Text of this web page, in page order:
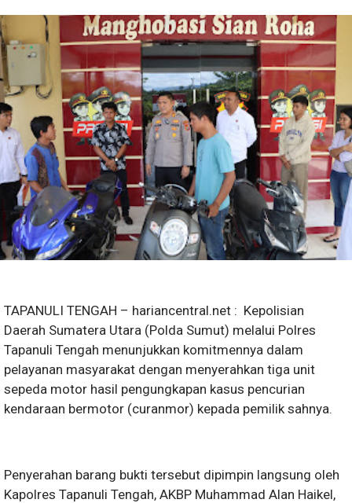
TAPANULI TENGAH – hariancentral.net : Kepolisian
Daerah Sumatera Utara (Polda Sumut) melalui Polres
Tapanuli Tengah menunjukkan komitmennya dalam
pelayanan masyarakat dengan menyerahkan tiga unit
sepeda motor hasil pengungkapan kasus pencurian
kendaraan bermotor (curanmor) kepada pemilik sahnya.
Penyerahan barang bukti tersebut dipimpin langsung oleh
Kapolres Tapanuli Tengah, AKBP Muhammad Alan Haikel,